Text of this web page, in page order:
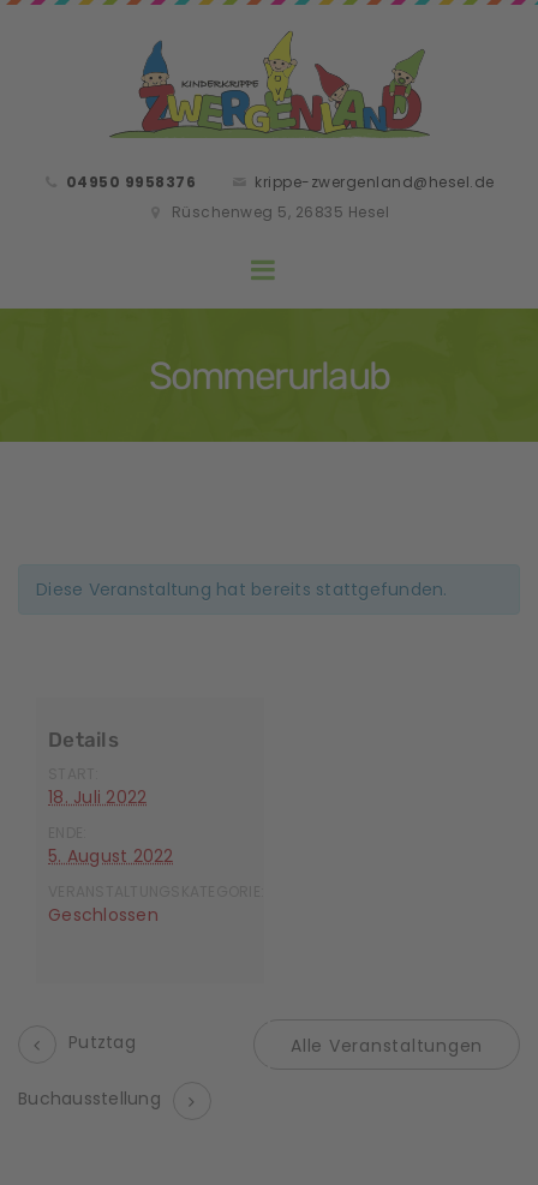
04950 9958376
krippe-zwergenland@hesel.de
Rüschenweg 5, 26835 Hesel
Sommerurlaub
Diese Veranstaltung hat bereits stattgefunden.
Details
18. Juli 2022
5. August 2022
Geschlossen
V
Putztag Alle Veranstaltungen
Buchausstellung